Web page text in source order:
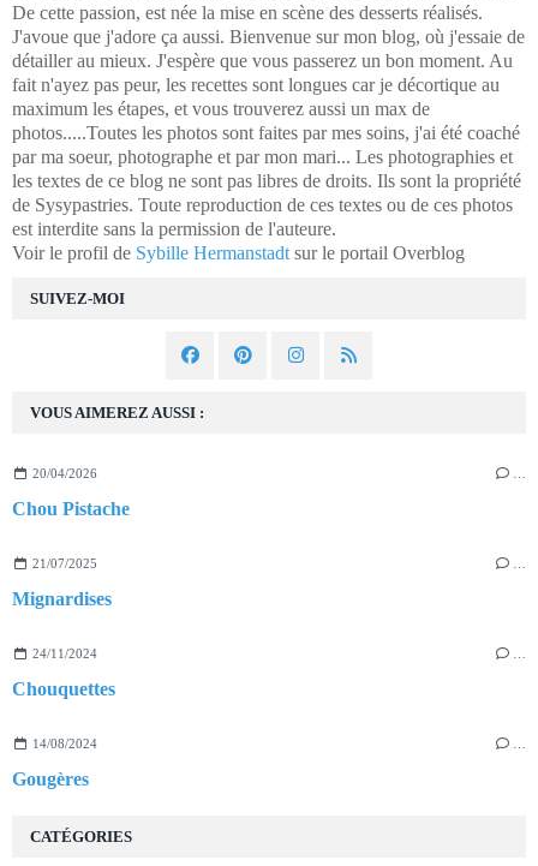
SUIVEZ-MOI
De cette passion, est née la mise en scène des desserts réalisés.
J'avoue que j'adore ça aussi. Bienvenue sur mon blog, où j'essaie de
détailler au mieux. J'espère que vous passerez un bon moment. Au
fait n'ayez pas peur, les recettes sont longues car je décortique au
maximum les étapes, et vous trouverez aussi un max de
photos.....Toutes les photos sont faites par mes soins, j'ai été coaché
par ma soeur, photographe et par mon mari... Les photographies et
les textes de ce blog ne sont pas libres de droits. Ils sont la propriété
de Sysypastries. Toute reproduction de ces textes ou de ces photos
est interdite sans la permission de l'auteure.
Voir le profil de Sybille Hermanstadt sur le portail Overblog
VOUS AIMEREZ AUSSI :
20/04/2026
Chou Pistache
21/07/2025
Mignardises
24/11/2024
Chouquettes
14/08/2024
Gougères
CATÉGORIES